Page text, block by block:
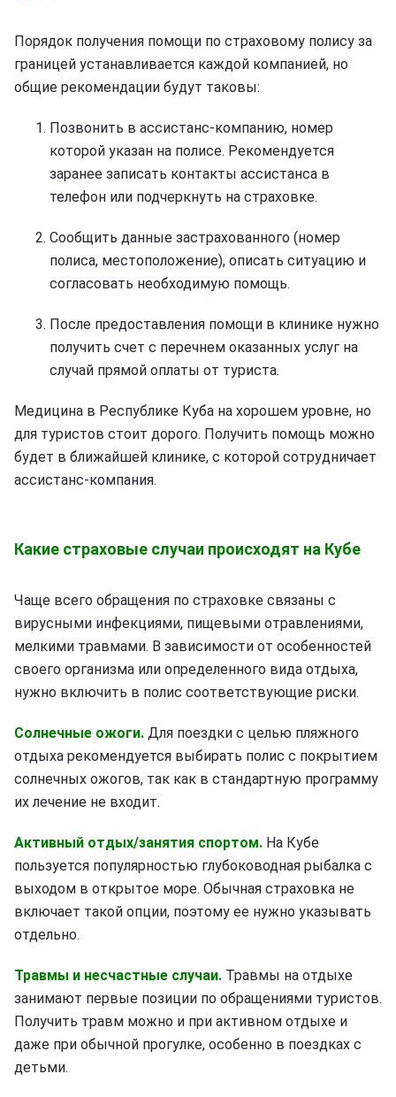
Порядок получения помощи по страховому полису за
границей устанавливается каждой компанией, но
общие рекомендации будут таковы:
Позвонить в ассистанс-компанию, номер
которой указан на полисе. Рекомендуется
заранее записать контакты ассистанса в
телефон или подчеркнуть на страховке.
Сообщить данные застрахованного (номер
полиса, местоположение), описать ситуацию и
согласовать необходимую помощь.
После предоставления помощи в клинике нужно
получить счет с перечнем оказанных услуг на
случай прямой оплаты от туриста.
Медицина в Республике Куба на хорошем уровне, но
для туристов стоит дорого. Получить помощь можно
будет в ближайшей клинике, с которой сотрудничает
ассистанс-компания.
Какие страховые случаи происходят на Кубе
Чаще всего обращения по страховке связаны с
вирусными инфекциями, пищевыми отравлениями,
мелкими травмами. В зависимости от особенностей
своего организма или определенного вида отдыха,
нужно включить в полис соответствующие риски.
Солнечные ожоги. Для поездки с целью пляжного
отдыха рекомендуется выбирать полис с покрытием
солнечных ожогов, так как в стандартную программу
их лечение не входит.
Активный отдых/занятия спортом. На Кубе
пользуется популярностью глубоководная рыбалка с
выходом в открытое море. Обычная страховка не
включает такой опции, поэтому ее нужно указывать
отдельно.
Травмы и несчастные случаи. Травмы на отдыхе
занимают первые позиции по обращениями туристов.
Получить травм можно и при активном отдыхе и
даже при обычной прогулке, особенно в поездках с
детьми.